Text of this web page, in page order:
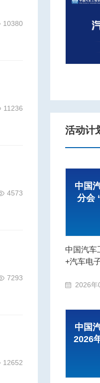
10380
11236
4573
7293
12652
活动计
中国
分会
中国汽车
+汽车电
2026年
中国
2026